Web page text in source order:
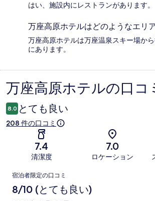
はい、施設内にレストランがあります。
万座高原ホテルはどのようなエリ
万座高原ホテルは万座温泉スキー場か
にあります。
口
コ
ミ
万座高原ホテルの口コ
8.0 とても良い
208 件の口コミ
7.4
清潔度
7.0
ロケーション
口
コ
宿泊者限定の口コミ
8/10 (とても良い)